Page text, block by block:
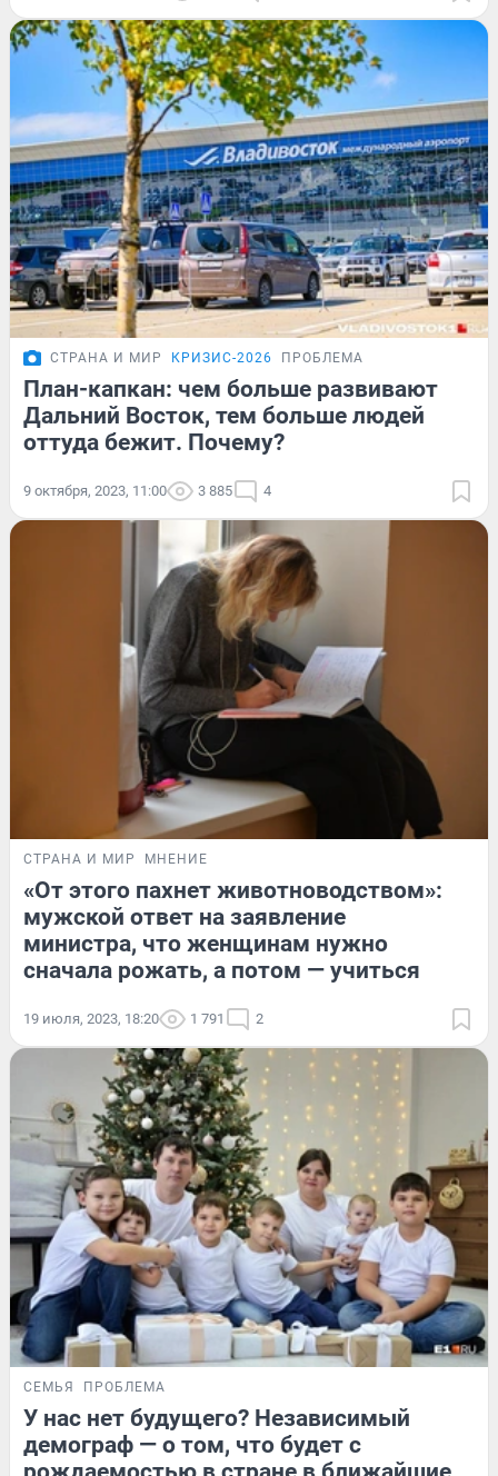
СТРАНА И МИР КРИЗИС-2026 ПРОБЛЕМА
План-капкан: чем больше развивают
Дальний Восток, тем больше людей
оттуда бежит. Почему?
9 октября, 2023, 11:00 3 885 4
СТРАНА И МИР МНЕНИЕ
«От этого пахнет животноводством»:
мужской ответ на заявление
министра, что женщинам нужно
сначала рожать, а потом — учиться
19 июля, 2023, 18:20 1 791 2
СЕМЬЯ ПРОБЛЕМА
У нас нет будущего? Независимый
демограф — о том, что будет с